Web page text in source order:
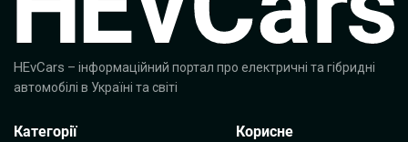
HEvCars – інформаційний портал про електричні та гібридні
автомобілі в Україні та світі
Категорії Корисне